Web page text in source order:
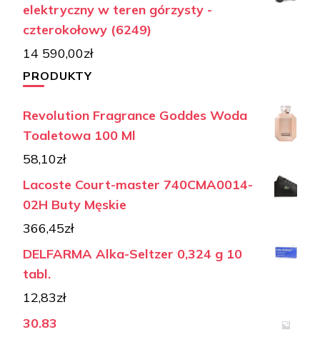
elektryczny w teren górzysty -
czterokołowy (6249)
14 590,00zł
PRODUKTY
Revolution Fragrance Goddes Woda
Toaletowa 100 Ml
58,10zł
Lacoste Court-master 740CMA0014-
02H Buty Męskie
366,45zł
DELFARMA Alka-Seltzer 0,324 g 10
tabl.
12,83zł
30.83